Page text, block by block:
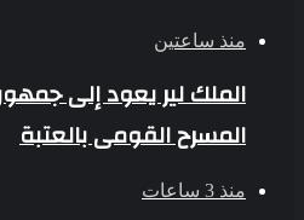
منذ ساعتين
الملك لير يعود إلى
المسرح القومى بالعتبة
منذ 3 ساعات